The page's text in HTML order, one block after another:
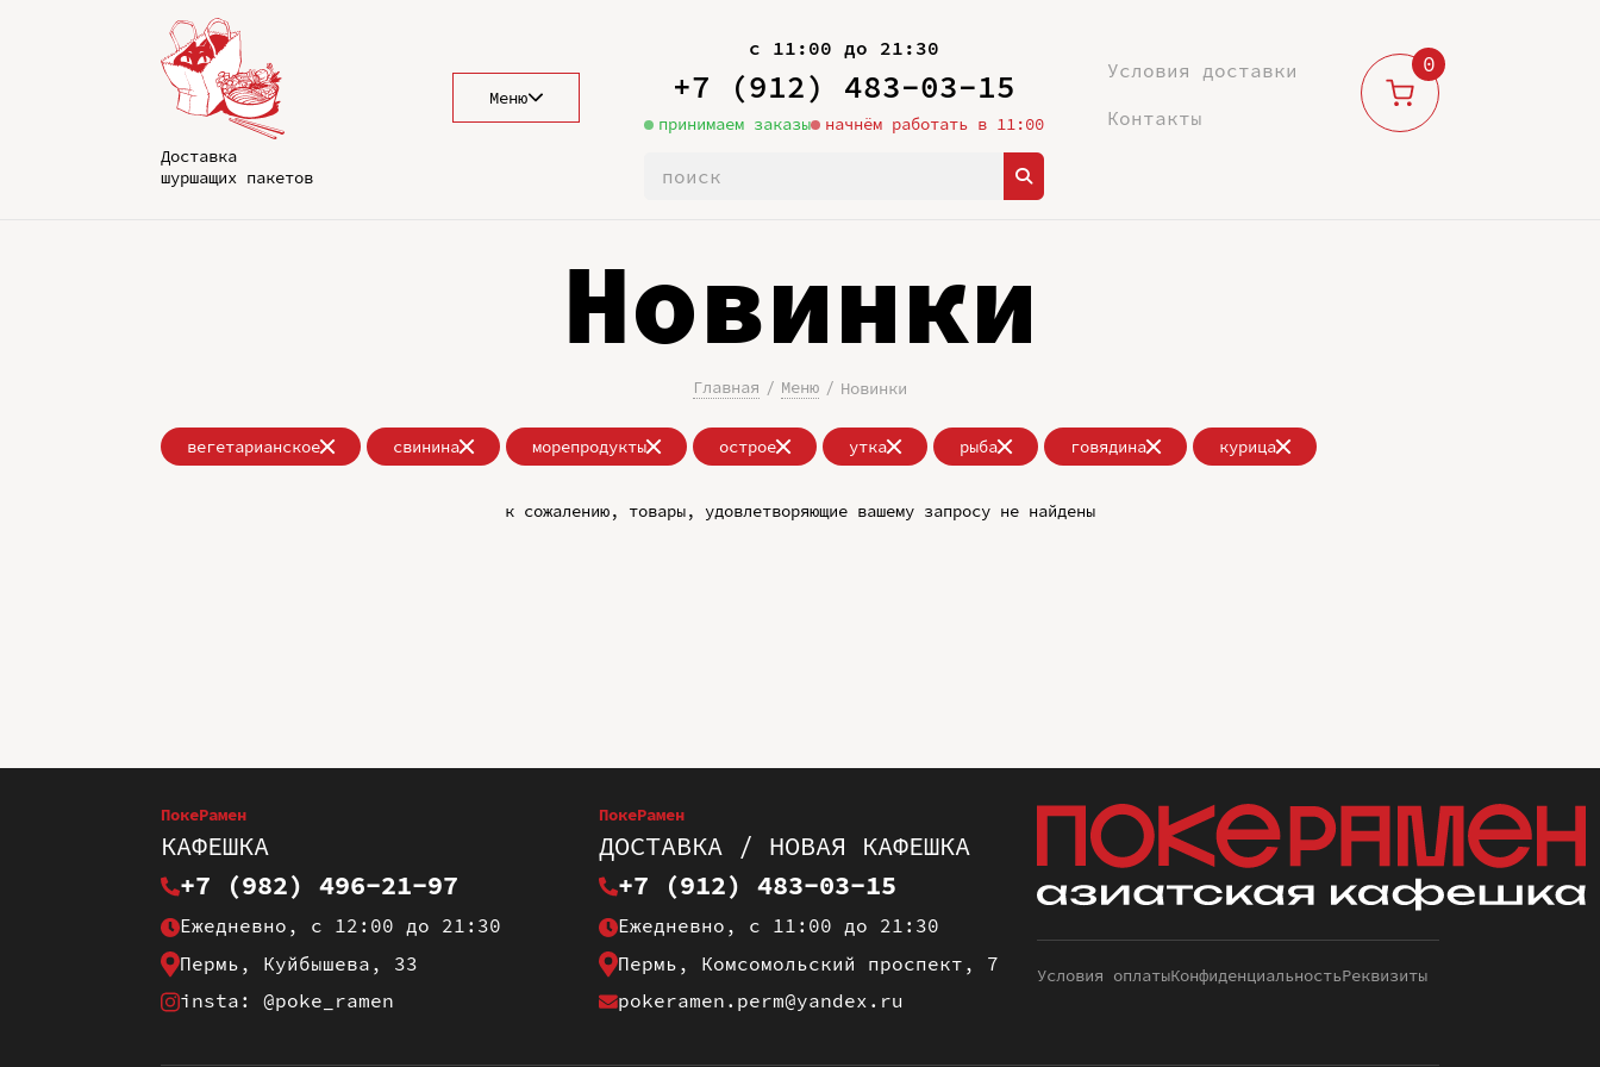
Доставка
шуршащих пакетов
Меню
с 11:00 до 21:30
+7 (912) 483-03-15
принимаем заказы начнём работать в 11:00
Условия доставки
Контакты
0
Новинки
Главная Меню Новинки
вегетарианское свинина морепродукты острое утка рыба говядина курица
к сожалению, товары, удовлетворяющие вашему запросу не найдены
ПокеРамен
КАФЕШКА
+7 (982) 496-21-97
Ежедневно, с 12:00 до 21:30
Пермь, Куйбышева, 33
insta: @poke_ramen
ПокеРамен
ДОСТАВКА / НОВАЯ КАФЕШКА
+7 (912) 483-03-15
Ежедневно, с 11:00 до 21:30
Пермь, Комсомольский проспект, 7
pokeramen.perm@yandex.ru
Условия оплатыКонфиденциальностьРеквизиты